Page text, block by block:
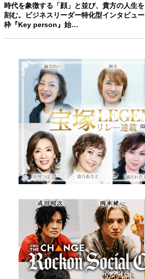
時代を象徴する「顔」と並び、貴方の人生を
刻む。ビジネスリーダー特化型インタビュー
枠『Key person』始…